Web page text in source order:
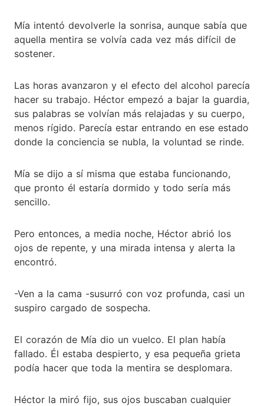
Mía intentó devolverle la sonrisa, aunque sabía que
aquella mentira se volvía cada vez más difícil de
sostener.
Las horas avanzaron y el efecto del alcohol parecía
hacer su trabajo. Héctor empezó a bajar la guardia,
sus palabras se volvían más relajadas y su cuerpo,
menos rígido. Parecía estar entrando en ese estado
donde la conciencia se nubla, la voluntad se rinde.
Mía se dijo a sí misma que estaba funcionando,
que pronto él estaría dormido y todo sería más
sencillo.
Pero entonces, a media noche, Héctor abrió los
ojos de repente, y una mirada intensa y alerta la
encontró.
-Ven a la cama -susurró con voz profunda, casi un
suspiro cargado de sospecha.
El corazón de Mía dio un vuelco. El plan había
fallado. Él estaba despierto, y esa pequeña grieta
podía hacer que toda la mentira se desplomara.
Héctor la miró fijo, sus ojos buscaban cualquier